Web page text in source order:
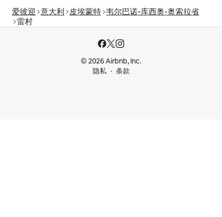
爱彼迎 意大利 皮埃蒙特 韦尔巴诺-库西奥-奥索拉省
雷村
© 2026 Airbnb, Inc.
隐私
条款